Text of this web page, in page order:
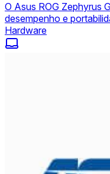
O Asus ROG Zephyrus
desempenho e
Hardware